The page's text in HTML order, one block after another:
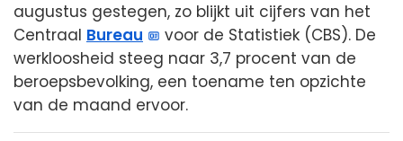
augustus gestegen, zo blijkt uit cijfers van het
Centraal Bureau
voor de Statistiek (CBS). De
werkloosheid steeg naar 3,7 procent van de
beroepsbevolking, een toename ten opzichte
van de maand ervoor.